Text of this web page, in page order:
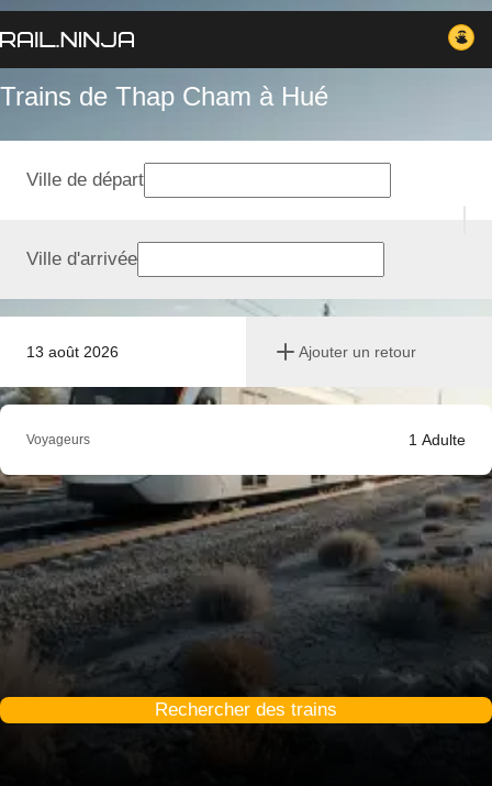
Trains de Thap Cham à Hué
13 août 2026 Ajouter un retour
Ville de départ
Ville d'arrivée
Voyageurs 1 Adulte
Rechercher des trains